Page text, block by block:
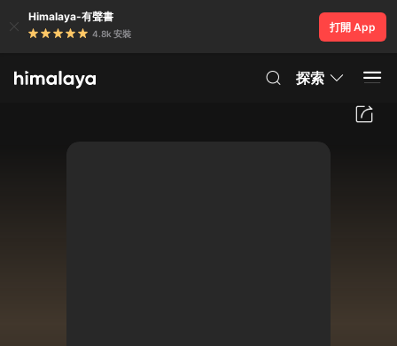
Himalaya-有聲書
4.8k 安裝
打開 App
探索